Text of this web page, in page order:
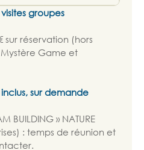
groupes
sur réservation (hors
Game et
sur demande
BUILDING » NATURE
: temps de réunion et